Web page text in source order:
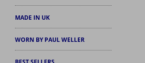
MADE IN UK
WORN BY PAUL WELLER